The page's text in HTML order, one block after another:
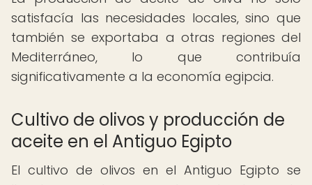
satisfacía las necesidades locales, sino que
también se exportaba a otras regiones del
Mediterráneo, lo que contribuía
significativamente a la economía egipcia.
Cultivo de olivos y producción de
aceite en el Antiguo Egipto
El cultivo de olivos en el Antiguo Egipto se